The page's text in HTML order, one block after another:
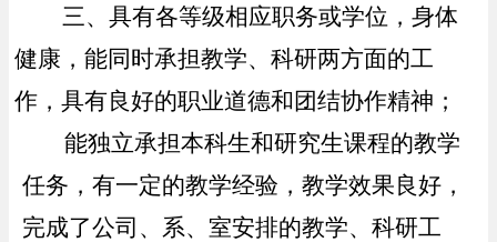
三、具有各等级相应职务或学位，身体
健康，能同时承担教学、科研两方面的工
作，具有良好的职业道德和团结协作精神；
能独立承担本科生和研究生课程的教学
任务，有一定的教学经验，教学效果良好，
完成了公司、系、室安排的教学、科研工